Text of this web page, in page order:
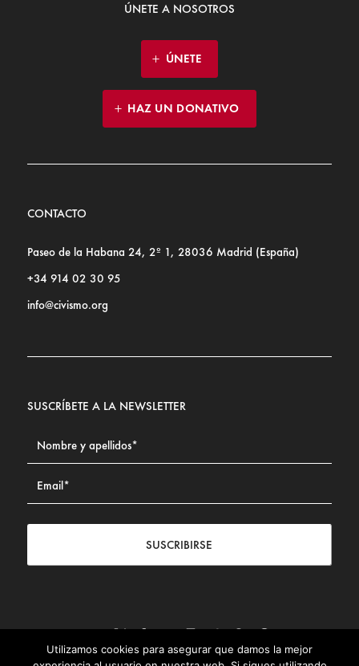
ÚNETE A NOSOTROS
ÚNETE
HAZ UN DONATIVO
CONTACTO
Paseo de la Habana 24, 2º 1, 28036 Madrid (España)
+34 914 02 30 95
info@civismo.org
SUSCRÍBETE A LA NEWSLETTER
SUSCRIBIRSE
Contacto | Aviso legal | Política de privacidad | Política de
Utilizamos cookies para asegurar que damos la mejor